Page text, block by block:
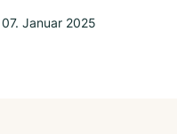
07. Januar 2025